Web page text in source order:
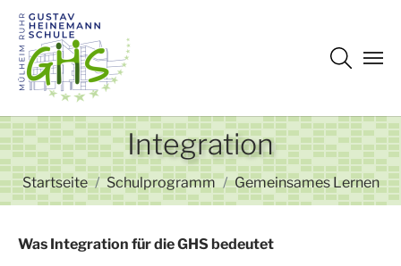
Zum Hauptinhalt springen
Integration
Sie sind hier:
Startseite Schulprogramm Gemeinsames Lernen
Was Integration für die GHS bedeutet